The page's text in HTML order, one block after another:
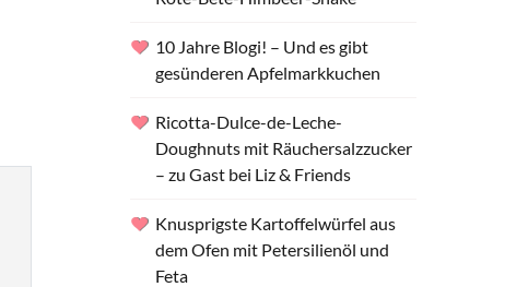
10 Jahre Blogi! – Und es gibt
gesünderen Apfelmarkkuchen
Ricotta-Dulce-de-Leche-
Doughnuts mit Räuchersalzzucker
– zu Gast bei Liz & Friends
Knusprigste Kartoffelwürfel aus
dem Ofen mit Petersilienöl und
Feta